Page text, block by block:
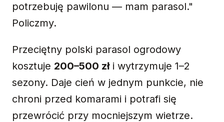
potrzebuję pawilonu — mam parasol."
Policzmy.
Przeciętny polski parasol ogrodowy
kosztuje 200–500 złi wytrzymuje 1–2
sezony. Daje cień w jednym punkcie, nie
chroni przed komarami i potrafi się
przewrócić przy mocniejszym wietrze.